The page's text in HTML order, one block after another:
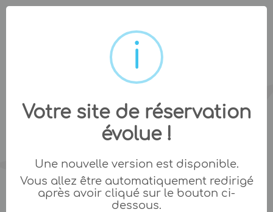
Votre site de réservation
évolue !
Une nouvelle version est disponible.
Vous allez être automatiquement redirigé
après avoir cliqué sur le bouton ci-
dessous.